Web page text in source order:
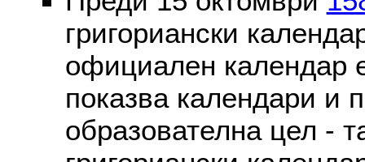
григориански
официален календар
показва календари и
образователна цел -